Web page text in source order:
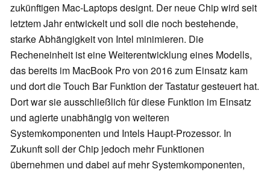
zukünftigen Mac-Laptops designt. Der neue Chip wird seit
letztem Jahr entwickelt und soll die noch bestehende,
starke Abhängigkeit von Intel minimieren. Die
Recheneinheit ist eine Weiterentwicklung eines Modells,
das bereits im MacBook Pro von 2016 zum Einsatz kam
und dort die Touch Bar Funktion der Tastatur gesteuert hat.
Dort war sie ausschließlich für diese Funktion im Einsatz
und agierte unabhängig von weiteren
Systemkomponenten und Intels Haupt-Prozessor. In
Zukunft soll der Chip jedoch mehr Funktionen
übernehmen und dabei auf mehr Systemkomponenten,